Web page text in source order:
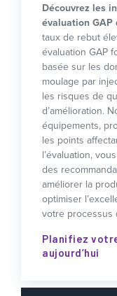
Découvrez les
évaluation GAP
taux de rebut
évaluation GAP
basée sur les
moulage par
les risques de
d’amélioration.
équipements,
les points
l’évaluation,
des
améliorer la
optimiser
votre processus
Planifiez
aujourd’hui